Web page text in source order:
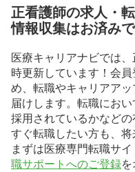
正看護師の求人・
情報収集はお済み
医療キャリアナビでは
時更新しています！会
め、転職やキャリアア
届けします。転職にお
採用されているかなど
すぐ転職したい方も、将
まずは医療専門転職サ
職サポートへのご登録